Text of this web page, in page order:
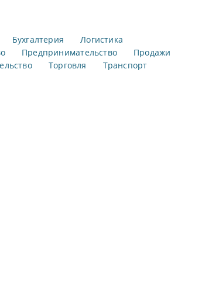
Бухгалтерия
Логистика
Предпринимательство
Продажи
Торговля
Транспорт